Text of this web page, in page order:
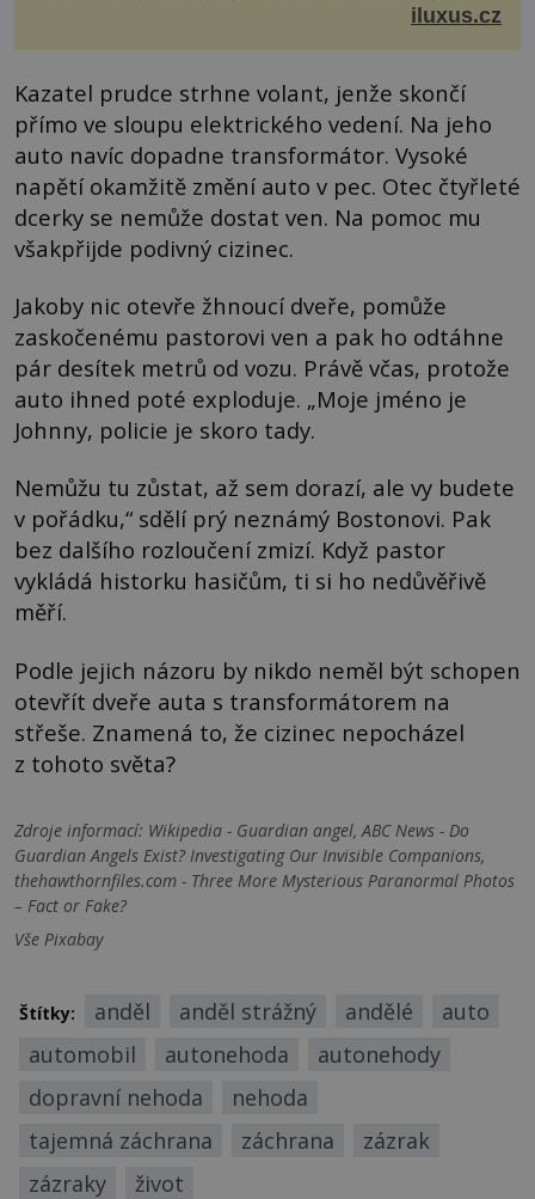
je značka Longines dnes a čím byla i před sto dvacet...
iluxus.cz
Kazatel prudce strhne volant, jenže skončí
přímo ve sloupu elektrického vedení. Na jeho
auto navíc dopadne transformátor. Vysoké
napětí okamžitě změní auto v pec. Otec čtyřleté
dcerky se nemůže dostat ven. Na pomoc mu
všakpřijde podivný cizinec.
Jakoby nic otevře žhnoucí dveře, pomůže
zaskočenému pastorovi ven a pak ho odtáhne
pár desítek metrů od vozu. Právě včas, protože
auto ihned poté exploduje. „Moje jméno je
Johnny, policie je skoro tady.
Nemůžu tu zůstat, až sem dorazí, ale vy budete
v pořádku,“ sdělí prý neznámý Bostonovi. Pak
bez dalšího rozloučení zmizí. Když pastor
vykládá historku hasičům, ti si ho nedůvěřivě
měří.
Podle jejich názoru by nikdo neměl být schopen
otevřít dveře auta s transformátorem na
střeše. Znamená to, že cizinec nepocházel
z tohoto světa?
Zdroje informací: Wikipedia - Guardian angel, ABC News - Do
Guardian Angels Exist? Investigating Our Invisible Companions,
thehawthornfiles.com - Three More Mysterious Paranormal Photos
– Fact or Fake?
Vše Pixabay
Štítky: anděl anděl strážný andělé
auto
automobil
autonehoda
autonehody
dopravní nehoda
nehoda
tajemná záchrana
záchrana
zázrak
zázraky
život